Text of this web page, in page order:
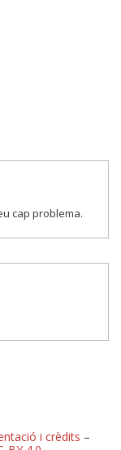
cap problema.
i crèdits –